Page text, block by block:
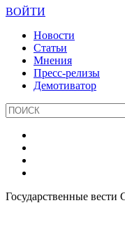
ВОЙТИ
Новости
Статьи
Мнения
Пресс-релизы
Демотиватор
Государственные вести